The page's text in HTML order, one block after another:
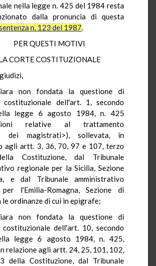
nella legge n. 425 del 1984 resta
dalla pronuncia di questa
n. 123 del 1987.
PER QUESTI MOTIVI
CORTE COSTITUZIONALE
non fondata la questione di
costituzionale dell'art. 1, secondo
legge 6 agosto 1984, n. 425
relative al trattamento
dei magistrati>), sollevata, in
agli artt. 3, 36, 70, 97 e 107, terzo
Costituzione, dal Tribunale
regionale per la Sicilia, Sezione
e dal Tribunale amministrativo
l'Emilia-Romagna, Sezione di
le ordinanze di cui in epigrafe;
non fondata la questione di
dell'art. 10, secondo
legge 6 agosto 1984, n. 425,
relazione agli artt. 24, 25, 101, 102,
della Costituzione, dal Tribunale